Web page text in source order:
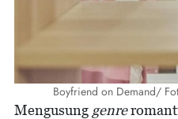
Boyfriend on Demand/
Mengusung genre